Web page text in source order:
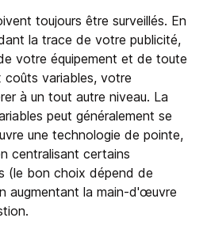
toujours être surveillés. En
la trace de votre publicité,
votre équipement et de toute
coûts variables, votre
à un tout autre niveau. La
peut généralement se
une technologie de pointe,
centralisant certains
(le bon choix dépend de
augmentant la main-d'œuvre